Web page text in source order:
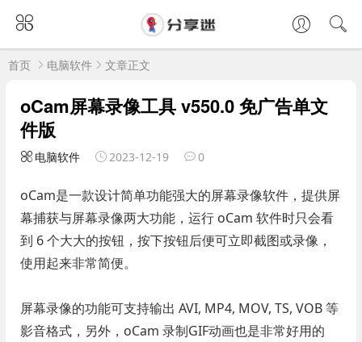
首页 电脑软件 文章正文
oCam屏幕录像工具 v550.0 免广告单文
件版
电脑软件 2023-12-19 0
oCam是一款设计简单功能强大的屏幕录像软件，提供屏
幕捕获与屏幕录像两大功能，运行 oCam 软件时只会看
到 6 个大大的按钮，按下按钮后便可立即截图或录像，
使用起来非常简便。
屏幕录像的功能可支持输出 AVI, MP4, MOV, TS, VOB 等
影音格式，另外，oCam 录制GIF动画也是非常好用的